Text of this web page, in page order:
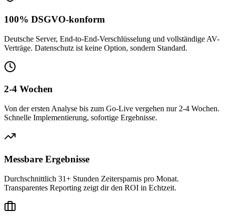
100% DSGVO-konform
Deutsche Server, End-to-End-Verschlüsselung und vollständige AV-
Verträge. Datenschutz ist keine Option, sondern Standard.
2-4 Wochen
Von der ersten Analyse bis zum Go-Live vergehen nur 2-4 Wochen.
Schnelle Implementierung, sofortige Ergebnisse.
Messbare Ergebnisse
Durchschnittlich 31+ Stunden Zeitersparnis pro Monat.
Transparentes Reporting zeigt dir den ROI in Echtzeit.